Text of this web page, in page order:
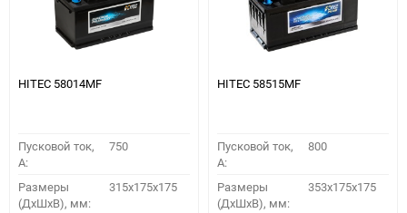
HITEC 58014MF
Пусковой ток,
A:
750
Размеры
(ДхШхВ), мм:
315x175x175
HITEC 58515MF
Пусковой ток,
A:
800
Размеры
(ДхШхВ), мм:
353x175x175